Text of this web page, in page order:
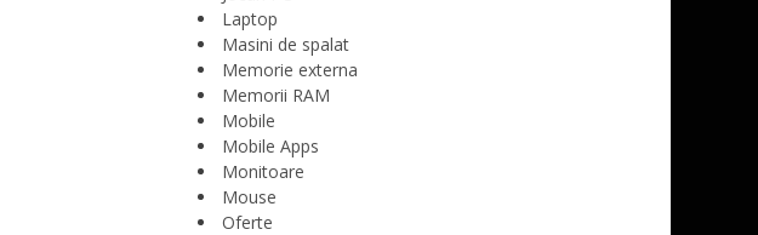
Laptop
Masini de spalat
Memorie externa
Memorii RAM
Mobile
Mobile Apps
Monitoare
Mouse
Oferte